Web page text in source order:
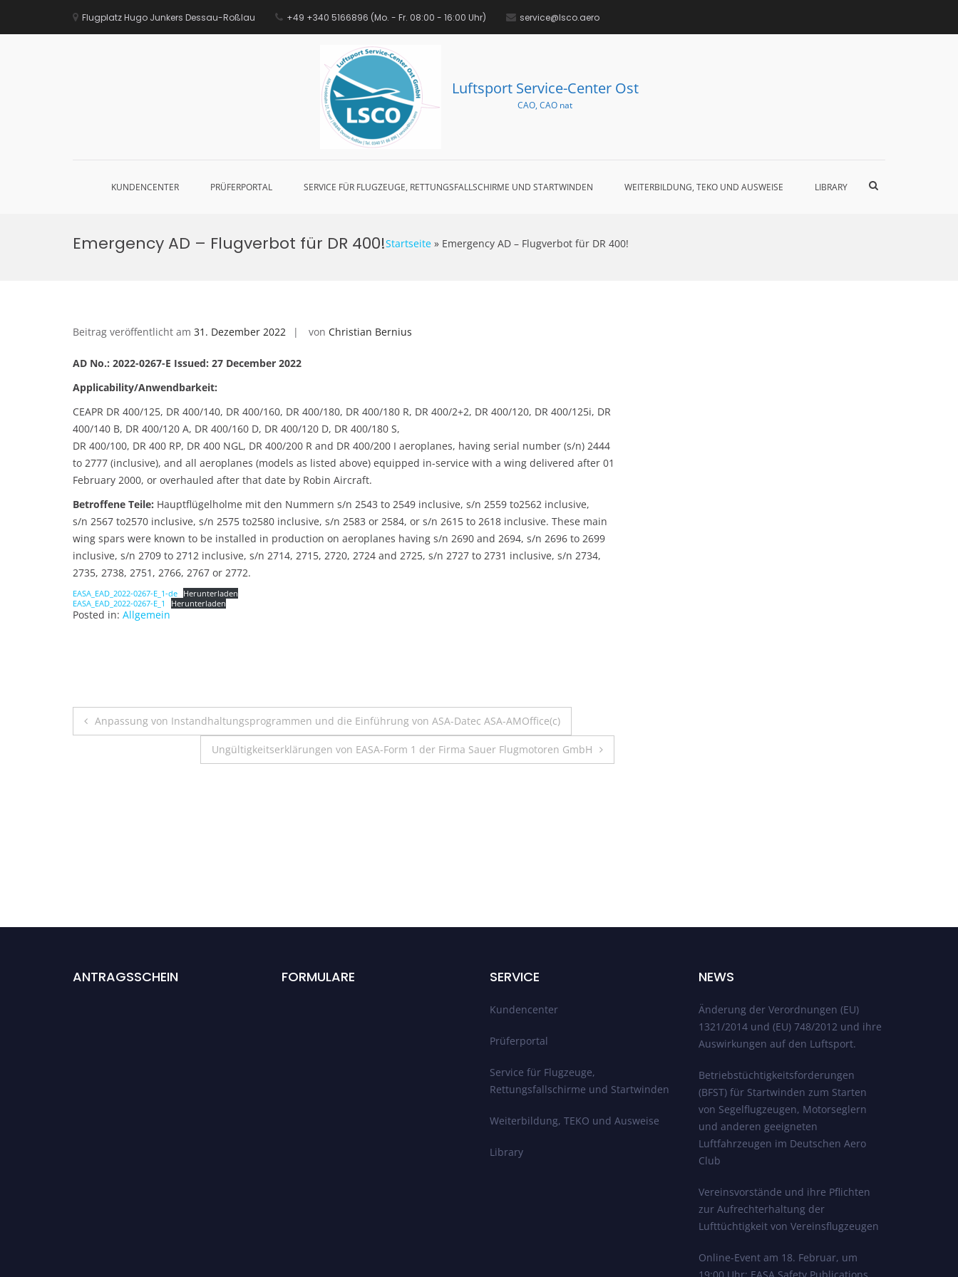
springen
Flugplatz Hugo Junkers Dessau-Roßlau +49 +340 5166896‬ (Mo. - Fr. 08:00 - 16:00 Uhr) service@lsco.aero
Luftsport Service-Center Ost
CAO, CAO nat
KUNDENCENTER PRÜFERPORTAL SERVICE FÜR FLUGZEUGE, RETTUNGSFALLSCHIRME UND STARTWINDEN WEITERBILDUNG, TEKO UND AUSWEISE LIBRARY
Such-
Emergency AD – Flugverbot für DR 400!Startseite » Emergency AD – Flugverbot für DR 400!
Beitrag veröffentlicht am 31. Dezember 2022 von Christian Bernius
AD No.: 2022-0267-E Issued: 27 December 2022
Applicability/Anwendbarkeit:
CEAPR DR 400/125, DR 400/140, DR 400/160, DR 400/180, DR 400/180 R, DR 400/2+2, DR 400/120, DR 400/125i, DR
400/140 B, DR 400/120 A, DR 400/160 D, DR 400/120 D, DR 400/180 S,
DR 400/100, DR 400 RP, DR 400 NGL, DR 400/200 R and DR 400/200 I aeroplanes, having serial number (s/n) 2444
to 2777 (inclusive), and all aeroplanes (models as listed above) equipped in-service with a wing delivered after 01
February 2000, or overhauled after that date by Robin Aircraft.
Betroffene Teile: Hauptflügelholme mit den Nummern s/n 2543 to 2549 inclusive, s/n 2559 to2562 inclusive,
s/n 2567 to2570 inclusive, s/n 2575 to2580 inclusive, s/n 2583 or 2584, or s/n 2615 to 2618 inclusive. These main
wing spars were known to be installed in production on aeroplanes having s/n 2690 and 2694, s/n 2696 to 2699
inclusive, s/n 2709 to 2712 inclusive, s/n 2714, 2715, 2720, 2724 and 2725, s/n 2727 to 2731 inclusive, s/n 2734,
2735, 2738, 2751, 2766, 2767 or 2772.
EASA_EAD_2022-0267-E_1-de Herunterladen
EASA_EAD_2022-0267-E_1
Herunterladen
Posted in: Allgemein
Beitragsnavigation
Anpassung von Instandhaltungsprogrammen und die Einführung von ASA-Datec ASA-AMOffice(c)
Ungültigkeitserklärungen von EASA-Form 1 der Firma Sauer Flugmotoren GmbH
ANTRAGSSCHEIN FORMULARE SERVICE
Kundencenter
Prüferportal
Service für Flugzeuge,
Rettungsfallschirme und Startwinden
Weiterbildung, TEKO und Ausweise
Library
NEWS
Änderung der Verordnungen (EU)
1321/2014 und (EU) 748/2012 und ihre
Auswirkungen auf den Luftsport.
Betriebstüchtigkeitsforderungen
(BFST) für Startwinden zum Starten
von Segelflugzeugen, Motorseglern
und anderen geeigneten
Luftfahrzeugen im Deutschen Aero
Club
Vereinsvorstände und ihre Pflichten
zur Aufrechterhaltung der
Lufttüchtigkeit von Vereinsflugzeugen
Online-Event am 18. Februar, um